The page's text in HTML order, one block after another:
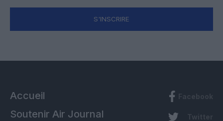
S'INSCRIRE
Accueil
Soutenir Air Journal